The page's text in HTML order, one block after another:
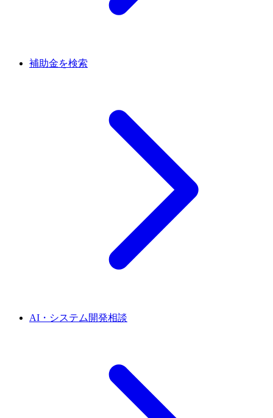
補助金を検索
AI・システム開発相談